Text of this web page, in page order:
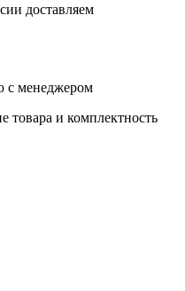
доставляем
с менеджером
товара и комплектность